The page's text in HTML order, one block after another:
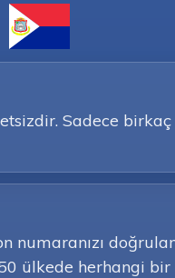
Sadece
ülkede herhangi bir